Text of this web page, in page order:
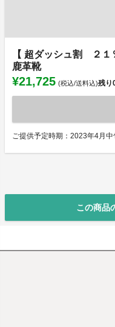
【 超ダッシュ割 ２１
鹿革靴
¥21,725 (税込/送料込)残り
ご提供予定時期：2023年4月
この商品